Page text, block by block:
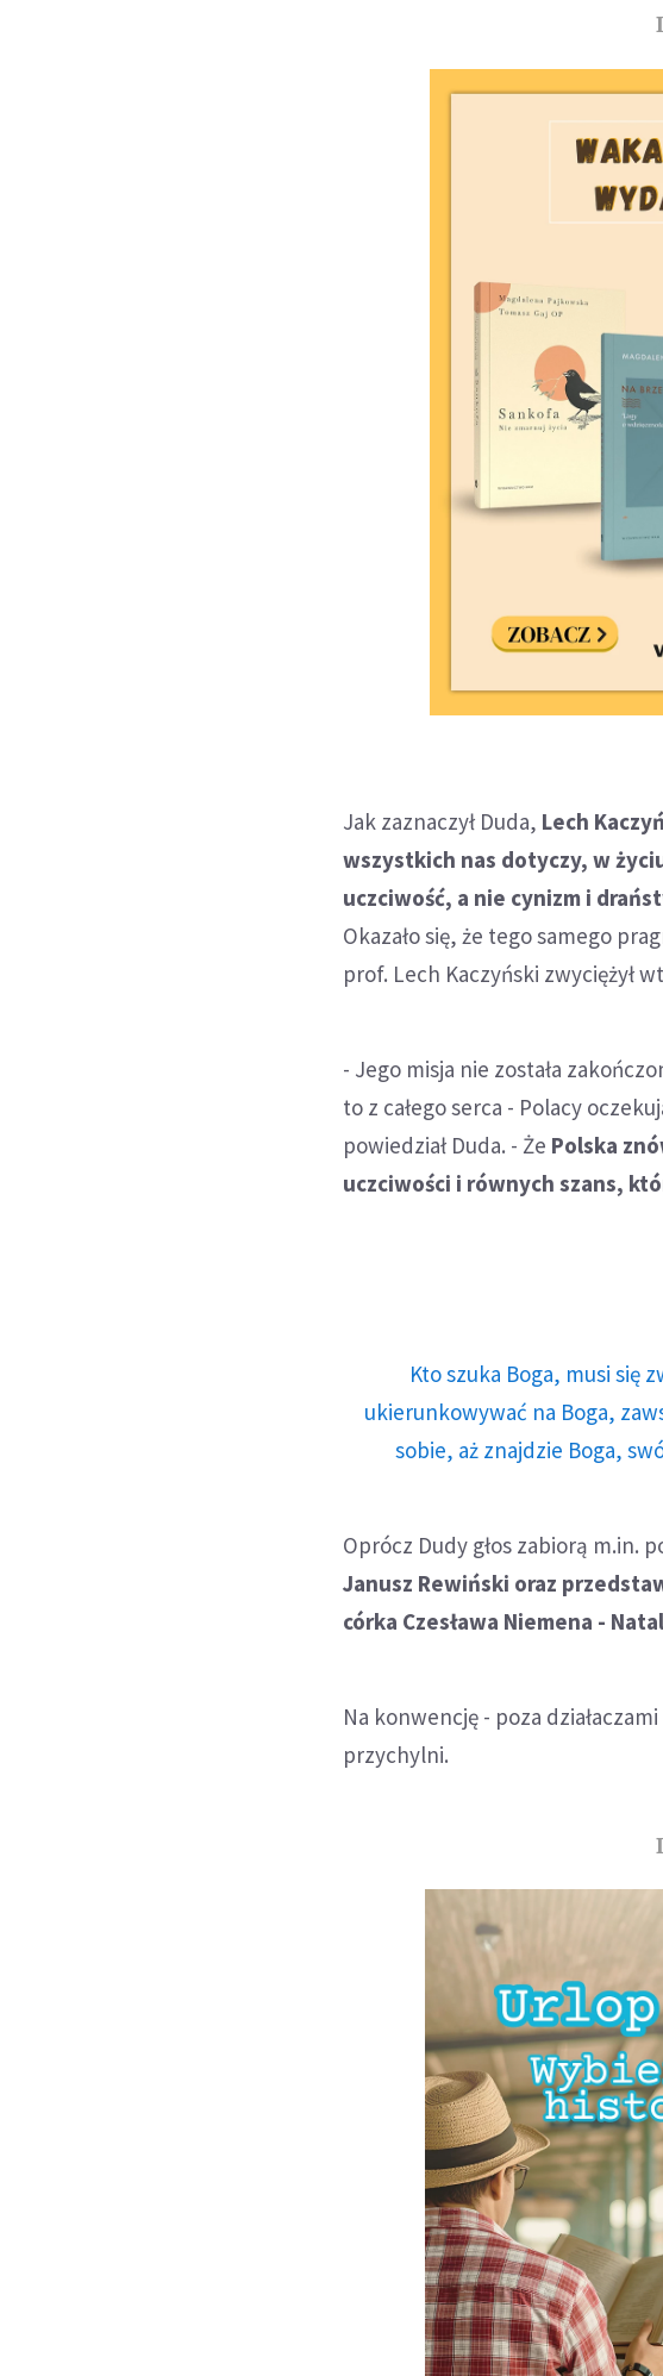
Jak zaznaczył Duda, Lech
wszystkich nas dotyczy, w
uczciwość, a nie cynizm i
Okazało się, że tego samego
prof. Lech Kaczyński zwyciężył
- Jego misja nie została
to z całego serca - Polacy
powiedział Duda. - Że Polska
uczciwości i równych szans,
Kto szuka Boga, musi się
ukierunkowywać na Boga,
sobie, aż znajdzie Boga,
Oprócz Dudy głos zabiorą m.in.
Janusz Rewiński oraz
córka Czesława Niemena -
Na konwencję - poza
przychylni.